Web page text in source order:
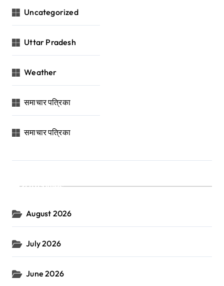
Uncategorized
Uttar Pradesh
Weather
समाचार पत्रिका
समाचार पत्रिका
Archives
August 2026
July 2026
June 2026